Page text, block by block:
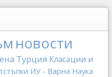
новости
Турция Класации и
ИУ - Варна Наука